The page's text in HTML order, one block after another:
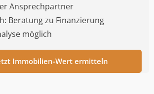
Ansprechpartner
Beratung zu Finanzierung
möglich
Immobilien-Wert ermitteln